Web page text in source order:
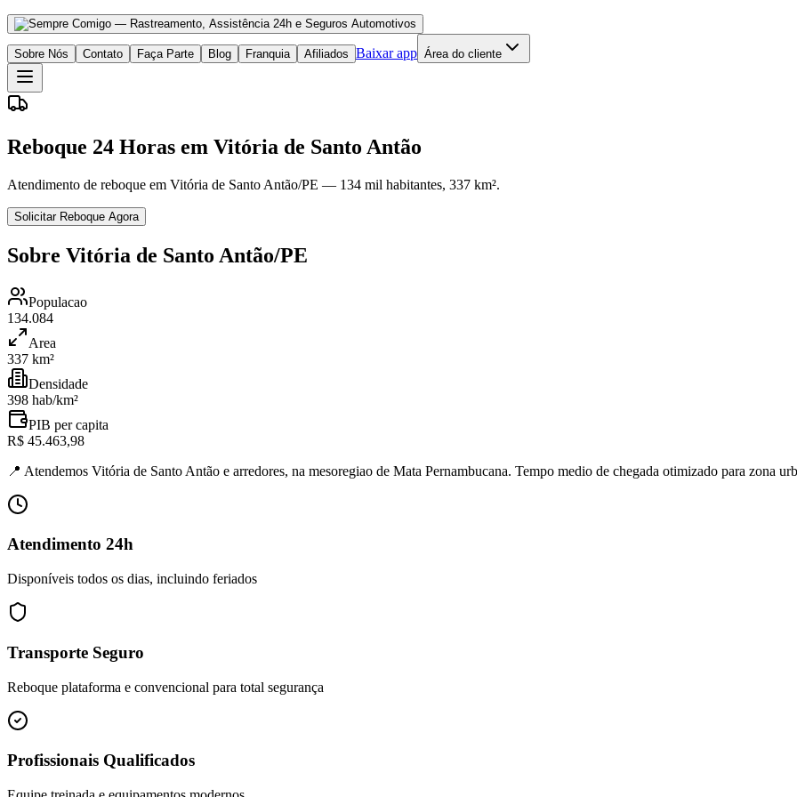
Sobre Nós Contato Faça Parte Blog Franquia Afiliados Baixar app Área do cliente
Reboque 24 Horas em Vitória de Santo Antão
Atendimento de reboque em Vitória de Santo Antão/PE — 134 mil habitantes, 337 km².
Solicitar Reboque Agora
Sobre Vitória de Santo Antão/PE
Populacao
134.084
Area
337 km²
Densidade
398 hab/km²
PIB per capita
R$ 45.463,98
📍 Atendemos Vitória de Santo Antão e arredores, na mesoregiao de Mata Pernambucana. Tempo medio de chegada otimizado para zona
Atendimento 24h
Disponíveis todos os dias, incluindo feriados
Transporte Seguro
Reboque plataforma e convencional para total segurança
Profissionais Qualificados